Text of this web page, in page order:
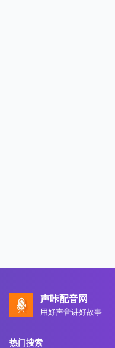
声咔配音网
用好声音讲好故事
热门搜索